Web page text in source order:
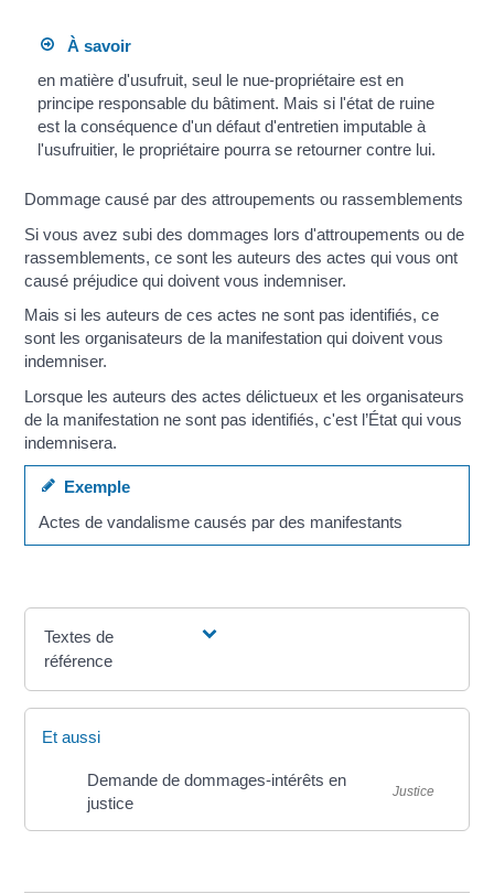
À savoir
en matière d'usufruit, seul le nue-propriétaire est en
principe responsable du bâtiment. Mais si l'état de ruine
est la conséquence d'un défaut d'entretien imputable à
l'usufruitier, le propriétaire pourra se retourner contre lui.
Dommage causé par des attroupements ou rassemblements
Si vous avez subi des dommages lors d'attroupements ou de
rassemblements, ce sont les auteurs des actes qui vous ont
causé préjudice qui doivent vous indemniser.
Mais si les auteurs de ces actes ne sont pas identifiés, ce
sont les organisateurs de la manifestation qui doivent vous
indemniser.
Lorsque les auteurs des actes délictueux et les organisateurs
de la manifestation ne sont pas identifiés, c'est l’État qui vous
indemnisera.
Exemple
Actes de vandalisme causés par des manifestants
Textes de
référence
Et aussi
Demande de dommages-intérêts en
justice
Justice